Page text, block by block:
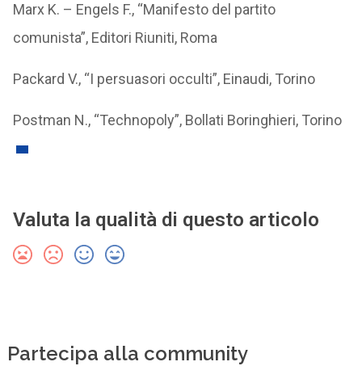
Marx K. – Engels F., “Manifesto del partito
comunista”, Editori Riuniti, Roma
Packard V., “I persuasori occulti”, Einaudi, Torino
Postman N., “Technopoly”, Bollati Boringhieri, Torino
Valuta la qualità di questo articolo
Partecipa alla community